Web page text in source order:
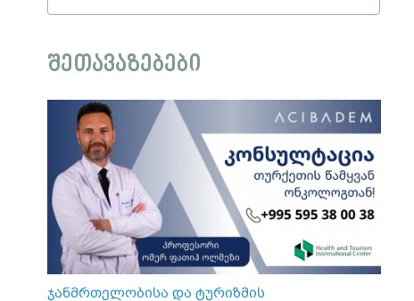
შეთავაზებები
ჯანმრთელობისა და ტურიზმის